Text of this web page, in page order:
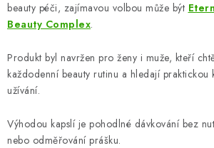
beauty péči, zajímavou volbou může být
Beauty Complex.
Produkt byl navržen pro ženy i muže, kteří
každodenní beauty rutinu a hledají praktickou
užívání.
Výhodou kapslí je pohodlné dávkování bez
nebo odměřování prášku.